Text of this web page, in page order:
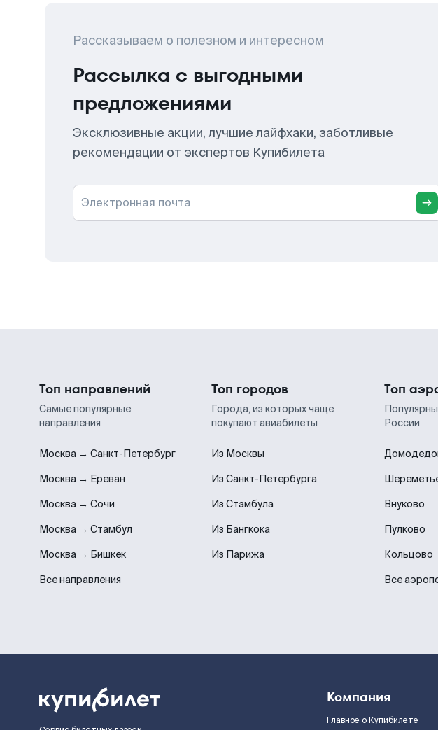
Рассказываем о полезном и интересном
Рассылка с выгодными
предложениями
Эксклюзивные акции, лучшие лайфхаки, заботливые
рекомендации от экспертов Купибилета
Электронная почта
Топ направлений
Самые популярные
направления
Москва → Санкт-Петербург
Москва → Ереван
Москва → Сочи
Москва → Стамбул
Москва → Бишкек
Все направления
Топ городов
Города, из которых чаще
покупают авиабилеты
Из Москвы
Из Санкт-Петербурга
Из Стамбула
Из Бангкока
Из Парижа
Топ
России
Внуково
Пулково
Кольцово
Все
Компания
Главное о Купибилете